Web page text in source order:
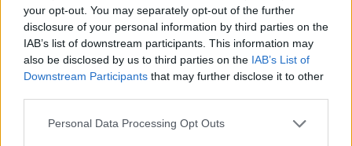
your opt-out. You may separately opt-out of the further
disclosure of your personal information by third parties on the
IAB’s list of downstream participants. This information may
also be disclosed by us to third parties on the IAB’s List of
Downstream Participants that may further disclose it to other
Personal Data Processing Opt Outs